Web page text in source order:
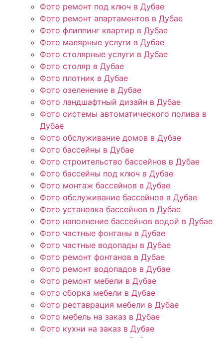
Фото ремонт под ключ в Дубае
Фото ремонт апартаментов в Дубае
Фото флиппинг квартир в Дубае
Фото малярные услуги в Дубае
Фото столярные услуги в Дубае
Фото столяр в Дубае
Фото плотник в Дубае
Фото озеленение в Дубае
Фото ландшафтный дизайн в Дубае
Фото системы автоматического полива в
Дубае
Фото обслуживание домов в Дубае
Фото бассейны в Дубае
Фото строительство бассейнов в Дубае
Фото бассейны под ключ в Дубае
Фото монтаж бассейнов в Дубае
Фото обслуживание бассейнов в Дубае
Фото установка бассейнов в Дубае
Фото наполнение бассейнов водой в Дубае
Фото частные фонтаны в Дубае
Фото частные водопады в Дубае
Фото ремонт фонтанов в Дубае
Фото ремонт водопадов в Дубае
Фото ремонт мебели в Дубае
Фото сборка мебели в Дубае
Фото реставрация мебели в Дубае
Фото мебель на заказ в Дубае
Фото кухни на заказ в Дубае